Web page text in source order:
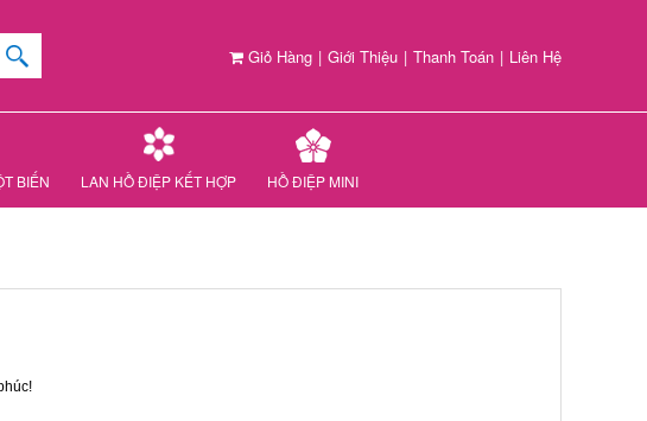
Giỏ Hàng | Giới Thiệu | Thanh Toán | Liên Hệ
BIẾN LAN HỒ ĐIỆP KẾT HỢP HỒ ĐIỆP MINI